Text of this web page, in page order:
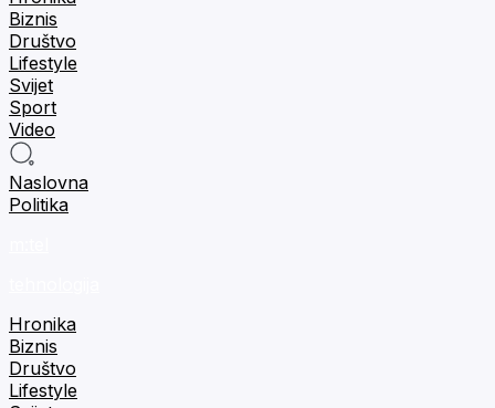
Biznis
Društvo
Lifestyle
Svijet
Sport
Video
Naslovna
Politika
Hronika
Biznis
Društvo
Lifestyle